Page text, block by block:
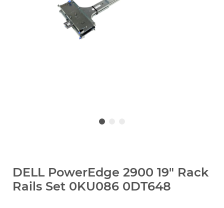
DELL PowerEdge 2900 19" Rack
Rails Set 0KU086 0DT648